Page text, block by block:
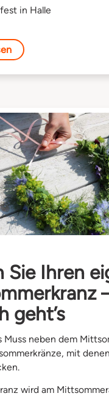
in Halle
Sie Ihren
geht’s
Muss neben dem
mit
wird am